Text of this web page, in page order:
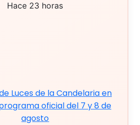
Hace 23 horas
Luces de la Candelaria en
oficial del 7 y 8 de
agosto